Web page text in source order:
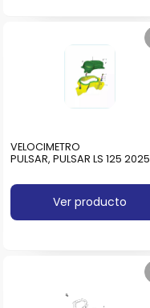
VELOCIMETRO
PULSAR, PULSAR LS 125 2025
Ver producto